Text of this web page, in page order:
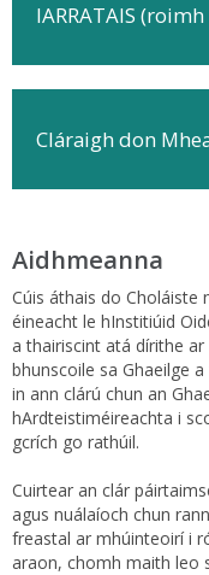
IARRATAIS
Cláraigh don
Aidhmeanna
Cúis áthais do Choláiste
éineacht le hInstitiúid
a thairiscint atá dírithe
bhunscoile sa Ghaeilge
in ann clárú chun an
hArdteistiméireachta i
gcrích go rathúil.
Cuirtear an clár
agus nuálaíoch chun
freastal ar mhúinteoirí i
araon, chomh maith leo